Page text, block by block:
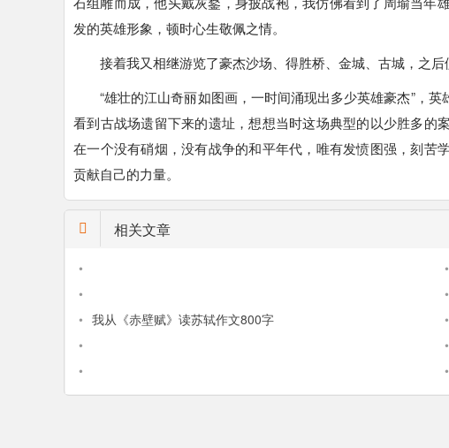
发的英雄形象，顿时心生敬佩之情。
接着我又相继游览了豪杰沙场、得胜桥、金城、古城，之后
“雄壮的江山奇丽如图画，一时间涌现出多少英雄豪杰”，
看到古战场遗留下来的遗址，想想当时这场典型的以少胜多的
在一个没有硝烟，没有战争的和平年代，唯有发愤图强，刻苦
贡献自己的力量。
相关文章
• •
•
•
• 我从《赤壁赋》读苏轼作文800字 •
•
•
•
•